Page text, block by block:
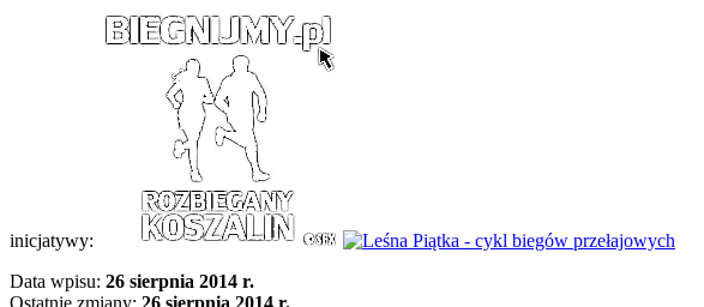
inicjatywy:
Data wpisu: 26 sierpnia 2014 r.